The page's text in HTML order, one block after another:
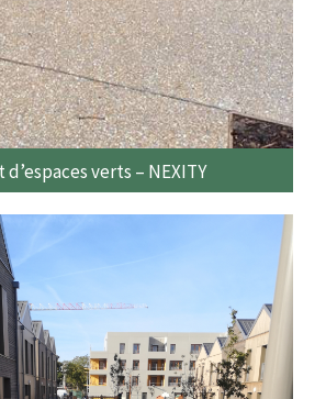
verts – NEXITY